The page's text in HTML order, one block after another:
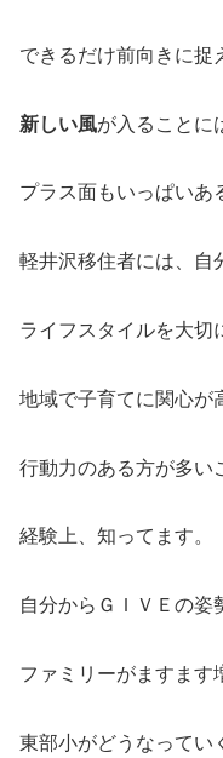
できるだけ前向きに捉
新しい風が入ることに
プラス面もいっぱいあ
軽井沢移住者には、自
ライフスタイルを大切
地域で子育てに関心が
行動力のある方が多い
経験上、知ってます。
自分からＧＩＶＥの姿
ファミリーがますます
東部小がどうなってい